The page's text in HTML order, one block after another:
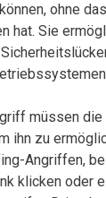
ohne
hat. Sie
müssen
ihn zu
Angriffen,
klicken oder